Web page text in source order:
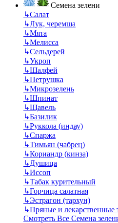
Семена зелени
↳Салат
↳Лук, черемша
↳Мята
↳Мелисса
↳Сельдерей
↳Укроп
↳Шалфей
↳Петрушка
↳Микрозелень
↳Шпинат
↳Щавель
↳Базилик
↳Руккола (индау)
↳Спаржа
↳Тимьян (чабрец)
↳Кориандр (кинза)
↳Душица
↳Иссоп
↳Табак курительный
↳Горчица салатная
↳Эстрагон (тархун)
↳Пряные и лекарственные
Смотреть Все Семена